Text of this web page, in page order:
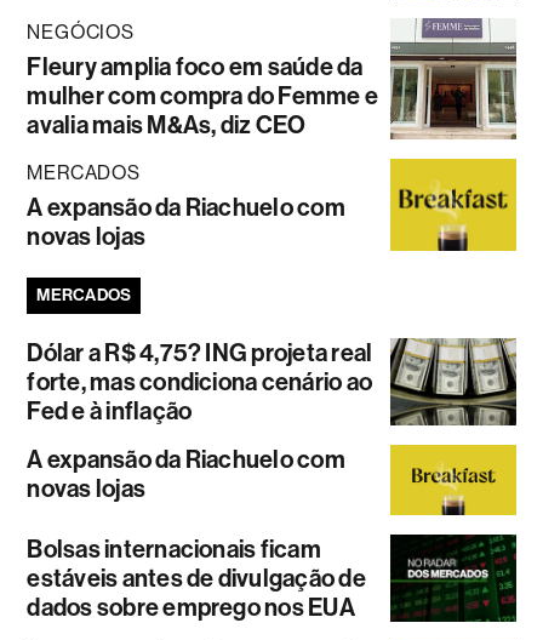
NEGÓCIOS
Fleury amplia foco em saúde da
mulher com compra do Femme e
avalia mais M&As, diz CEO
MERCADOS
A expansão da Riachuelo com
novas lojas
MERCADOS
Dólar a R$ 4,75? ING projeta real
forte, mas condiciona cenário ao
Fed e à inflação
A expansão da Riachuelo com
novas lojas
Bolsas internacionais ficam
estáveis antes de divulgação de
dados sobre emprego nos EUA